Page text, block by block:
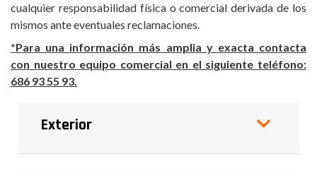
cualquier responsabilidad física o comercial derivada de los
mismos ante eventuales reclamaciones.
*Para una información más amplia y exacta contacta
con nuestro equipo comercial en el siguiente teléfono:
686 93 55 93.
Exterior